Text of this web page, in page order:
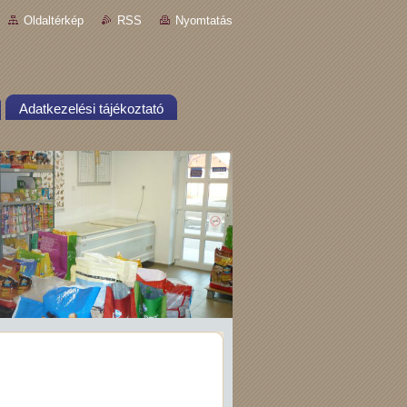
Oldaltérkép RSS Nyomtatás
Adatkezelési tájékoztató